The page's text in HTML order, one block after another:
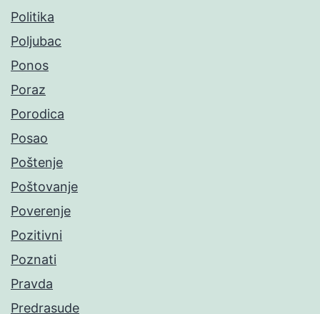
Politika
Poljubac
Ponos
Poraz
Porodica
Posao
Poštenje
Poštovanje
Poverenje
Pozitivni
Poznati
Pravda
Predrasude